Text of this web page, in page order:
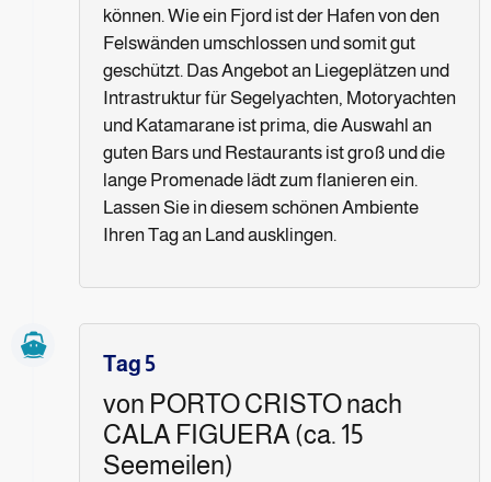
können. Wie ein Fjord ist der Hafen von den
Felswänden umschlossen und somit gut
geschützt. Das Angebot an Liegeplätzen und
Intrastruktur für Segelyachten, Motoryachten
und Katamarane ist prima, die Auswahl an
guten Bars und Restaurants ist groß und die
lange Promenade lädt zum flanieren ein.
Lassen Sie in diesem schönen Ambiente
Ihren Tag an Land ausklingen.
Tag 5
von PORTO CRISTO nach
CALA FIGUERA (ca. 15
Seemeilen)